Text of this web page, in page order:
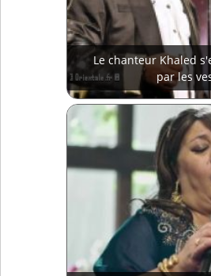
Le chanteur Khaled
par les